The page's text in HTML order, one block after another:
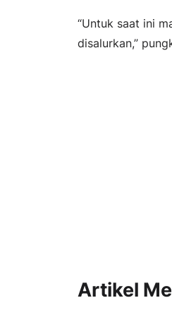
“Untuk saat ini
disalurkan,”
Artikel